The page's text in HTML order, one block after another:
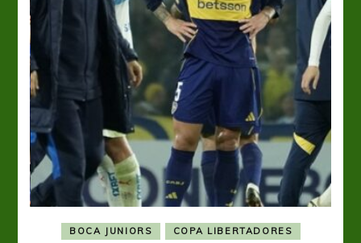
BOCA JUNIORS COPA LIBERTADORES